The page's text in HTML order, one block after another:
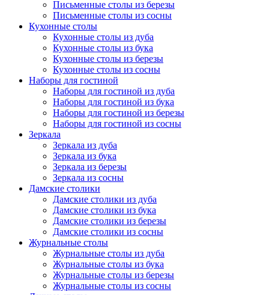
Письменные столы из березы
Письменные столы из сосны
Кухонные столы
Кухонные столы из дуба
Кухонные столы из бука
Кухонные столы из березы
Кухонные столы из сосны
Наборы для гостиной
Наборы для гостиной из дуба
Наборы для гостиной из бука
Наборы для гостиной из березы
Наборы для гостиной из сосны
Зеркала
Зеркала из дуба
Зеркала из бука
Зеркала из березы
Зеркала из сосны
Дамские столики
Дамские столики из дуба
Дамские столики из бука
Дамские столики из березы
Дамские столики из сосны
Журнальные столы
Журнальные столы из дуба
Журнальные столы из бука
Журнальные столы из березы
Журнальные столы из сосны